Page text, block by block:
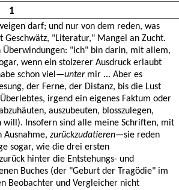
1
darf; und nur von dem reden, was
"Literatur," Mangel an Zucht.
"ich" bin darin, mit allem,
wenn ein stolzerer Ausdruck erlaubt
schon viel—untermir ... Aber es
der Ferne, der Distanz, bis die Lust
irgend ein eigenes Faktum oder
auszubeuten, blosszulegen,
will). Insofern sind alle meine Schriften, mit
Ausnahme, zurückzudatieren—sie reden
sogar, wie die drei ersten
hinter die Entstehungs- und
Buches (der "Geburt der Tragödie" im
Beobachter und Vergleicher nicht